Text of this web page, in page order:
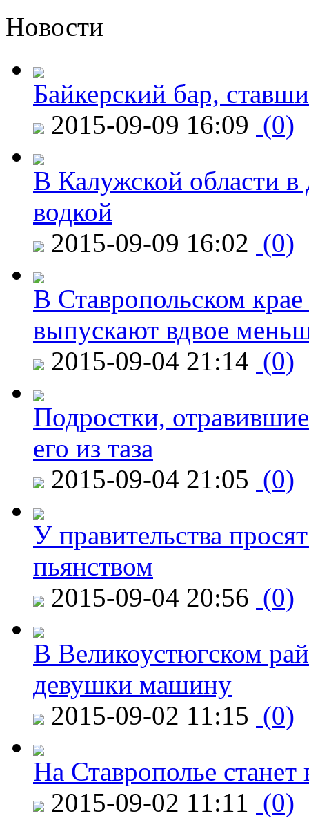
Новости
Байкерский бар,
2015-09-09 16:09 (0)
В Калужской области в
водкой
2015-09-09 16:02 (0)
В Ставропольском
выпускают вдвое
2015-09-04 21:14 (0)
Подростки,
его из таза
2015-09-04 21:05 (0)
У правительства
пьянством
2015-09-04 20:56 (0)
В Великоустюгском
девушки машину
2015-09-02 11:15 (0)
На Ставрополье
2015-09-02 11:11 (0)